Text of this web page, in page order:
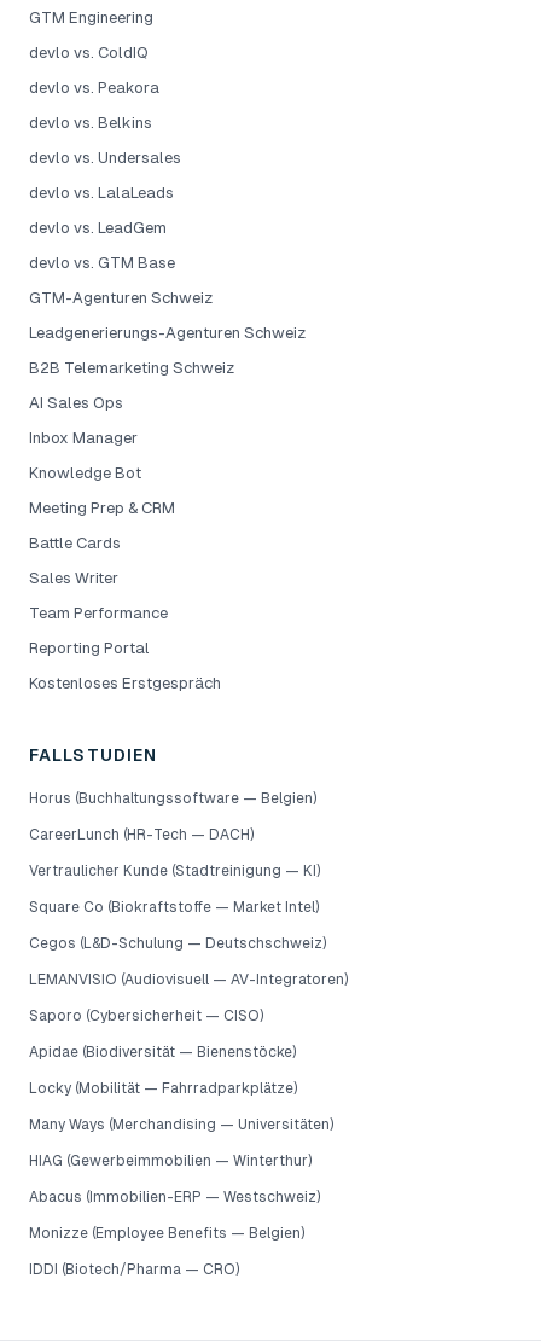
GTM Engineering
devlo vs. ColdIQ
devlo vs. Peakora
devlo vs. Belkins
devlo vs. Undersales
devlo vs. LalaLeads
devlo vs. LeadGem
devlo vs. GTM Base
GTM-Agenturen Schweiz
Leadgenerierungs-Agenturen Schweiz
B2B Telemarketing Schweiz
AI Sales Ops
Inbox Manager
Knowledge Bot
Meeting Prep & CRM
Battle Cards
Sales Writer
Team Performance
Reporting Portal
Kostenloses Erstgespräch
FALLSTUDIEN
Horus (Buchhaltungssoftware — Belgien)
CareerLunch (HR-Tech — DACH)
Vertraulicher Kunde (Stadtreinigung — KI)
Square Co (Biokraftstoffe — Market Intel)
Cegos (L&D-Schulung — Deutschschweiz)
LEMANVISIO (Audiovisuell — AV-Integratoren)
Saporo (Cybersicherheit — CISO)
Apidae (Biodiversität — Bienenstöcke)
Locky (Mobilität — Fahrradparkplätze)
Many Ways (Merchandising — Universitäten)
HIAG (Gewerbeimmobilien — Winterthur)
Abacus (Immobilien-ERP — Westschweiz)
Monizze (Employee Benefits — Belgien)
IDDI (Biotech/Pharma — CRO)